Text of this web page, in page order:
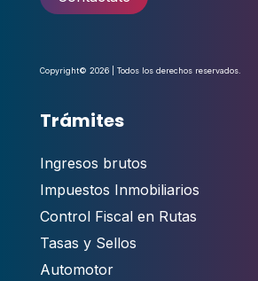
Copyright© 2026 | Todos los derechos reservados.
Trámites
Ingresos brutos
Impuestos Inmobiliarios
Control Fiscal en Rutas
Tasas y Sellos
Automotor